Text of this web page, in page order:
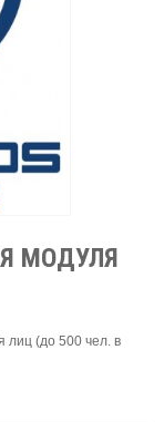
МОДУЛЯ
лиц (до 500 чел. в